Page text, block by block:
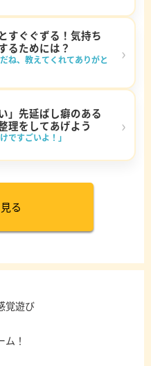
すぐぐずる！気持ち
るためには？
ね、教えてくれてありがと
›
」先延ばし癖のある
理をしてあげよう
ですごいよ！」
›
る
覚遊び
！